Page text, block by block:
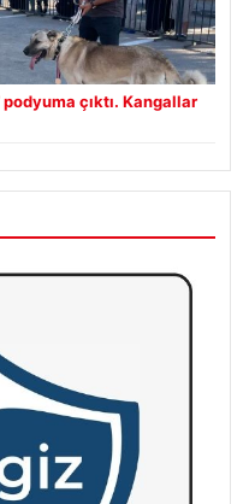
podyuma çıktı. Kangallar